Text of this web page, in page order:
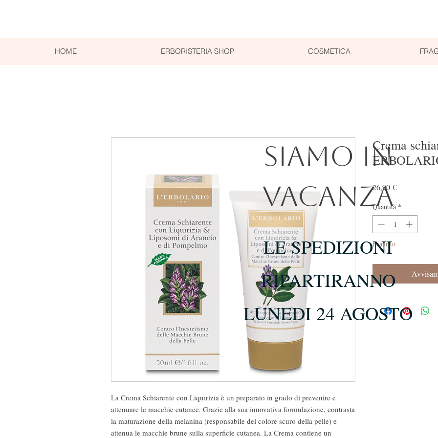
HOME ERBORISTERIA SHOP COSMETICA
La Crema Schiarente con Liquirizia è un preparato in grado di prevenire e
attenuare le macchie cutanee. Grazie alla sua innovativa formulazione, contrasta
la maturazione della melanina (responsabile del colore scuro della pelle) e
attenua le macchie brune sulla superficie cutanea. La Crema contiene un
Crema
26,90 €Prezzo
Quantità *
Esaurito
SIAMO IN
VACANZA
LE SPEDIZIONI
RIPARTIRANNO
LUNEDI 24 AGOSTO